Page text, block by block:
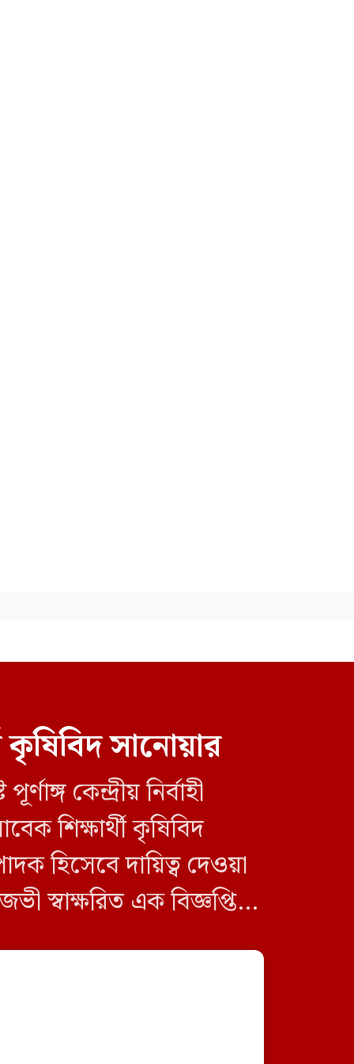
বাংলাদেশ থেকে বিচ্ছিন্ন
বাংলাদেশের সঙ্গে ভারত কেমন
তাদেরই নিতে হবে: পররাষ্ট্র
কৃষিবিদ সানোয়ার
কেন্দ্রীয় নির্বাহী
শিক্ষার্থী কৃষিবিদ
হিসেবে দায়িত্ব দেওয়া
স্বাক্ষরিত এক বিজ্ঞপ্তিতে